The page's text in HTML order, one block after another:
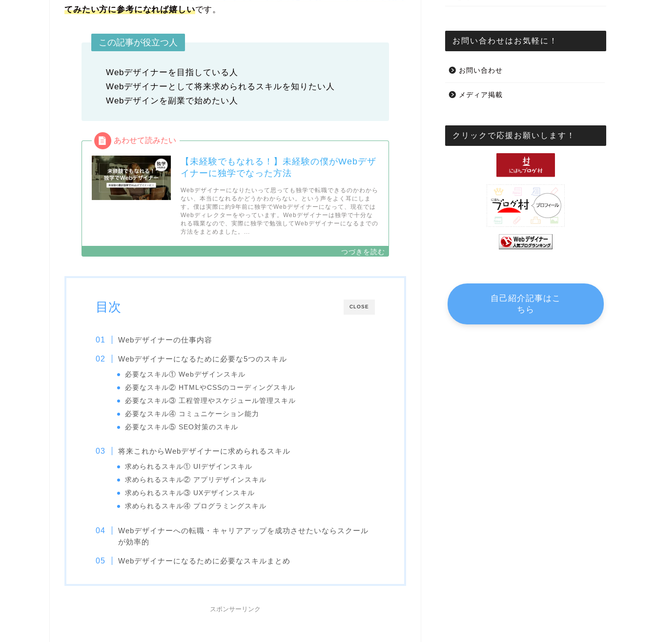
てみたい方に参考になれば嬉しいです。
この記事が役立つ人
Webデザイナーを目指している人
Webデザイナーとして将来求められるスキルを知りたい人
Webデザインを副業で始めたい人
【未経験でもなれる！】未経験の僕がWebデザ
イナーに独学でなった方法
Webデザイナーになりたいって思っても独学で転職できるのかわから
ない、本当になれるかどうかわからない。という声をよく耳にしま
す。僕は実際に約9年前に独学でWebデザイナーになって、現在では
Webディレクターをやっています。Webデザイナーは独学で十分な
れる職業なので、実際に独学で勉強してWebデザイナーになるまでの
方法をまとめました。...
CLOSE
目次
Webデザイナーの仕事内容
Webデザイナーになるために必要な5つのスキル
必要なスキル① Webデザインスキル
必要なスキル② HTMLやCSSのコーディングスキル
必要なスキル③ 工程管理やスケジュール管理スキル
必要なスキル④ コミュニケーション能力
必要なスキル⑤ SEO対策のスキル
将来これからWebデザイナーに求められるスキル
求められるスキル① UIデザインスキル
求められるスキル② アプリデザインスキル
求められるスキル③ UXデザインスキル
求められるスキル④ プログラミングスキル
Webデザイナーへの転職・キャリアアップを成功させたいならスクール
が効率的
Webデザイナーになるために必要なスキルまとめ
スポンサーリンク
お問い合わせはお気軽に！
お問い合わせ
メディア掲載
クリックで応援お願いします！
自己紹介記事はこ
ちら